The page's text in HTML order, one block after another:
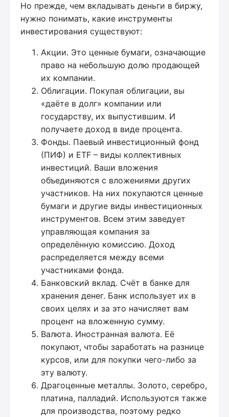
Но прежде, чем вкладывать деньги в биржу,
нужно понимать, какие инструменты
инвестирования существуют:
Акции. Это ценные бумаги, означающие
право на небольшую долю продающей
их компании.
Облигации. Покупая облигации, вы
«даёте в долг» компании или
государству, их выпустившим. И
получаете доход в виде процента.
Фонды. Паевый инвестиционный фонд
(ПИФ) и ETF – виды коллективных
инвестиций. Ваши вложения
объединяются с вложениями других
участников. На них покупаются ценные
бумаги и другие виды инвестиционных
инструментов. Всем этим заведует
управляющая компания за
определённую комиссию. Доход
распределяется между всеми
участниками фонда.
Банковский вклад. Счёт в банке для
хранения денег. Банк использует их в
своих целях и за это начисляет вам
процент на вложенную сумму.
Валюта. Иностранная валюта. Её
покупают, чтобы заработать на разнице
курсов, или для покупки чего-либо за
эту валюту.
Драгоценные металлы. Золото, серебро,
платина, палладий. Используются также
для производства, поэтому редко